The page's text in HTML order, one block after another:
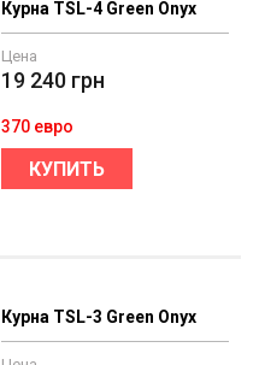
Курна TSL-4 Green Onyx
Цена
19 240 грн
370 евро
КУПИТЬ
Курна TSL-3 Green Onyx